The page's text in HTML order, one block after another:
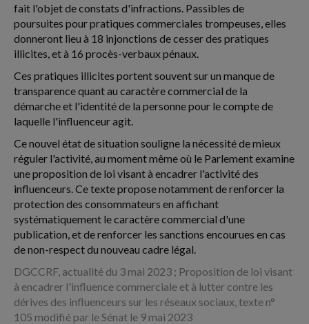
fait l'objet de constats d'infractions. Passibles de
poursuites pour pratiques commerciales trompeuses, elles
donneront lieu à 18 injonctions de cesser des pratiques
illicites, et à 16 procès-verbaux pénaux.
Ces pratiques illicites portent souvent sur un manque de
transparence quant au caractère commercial de la
démarche et l'identité de la personne pour le compte de
laquelle l'influenceur agit.
Ce nouvel état de situation souligne la nécessité de mieux
réguler l'activité, au moment même où le Parlement examine
une proposition de loi visant à encadrer l'activité des
influenceurs. Ce texte propose notamment de renforcer la
protection des consommateurs en affichant
systématiquement le caractère commercial d'une
publication, et de renforcer les sanctions encourues en cas
de non-respect du nouveau cadre légal.
DGCCRF, actualité du 3 mai 2023 ; Proposition de loi visant
à encadrer l'influence commerciale et à lutter contre les
dérives des influenceurs sur les réseaux sociaux, texte n°
105 modifié par le Sénat le 9 mai 2023